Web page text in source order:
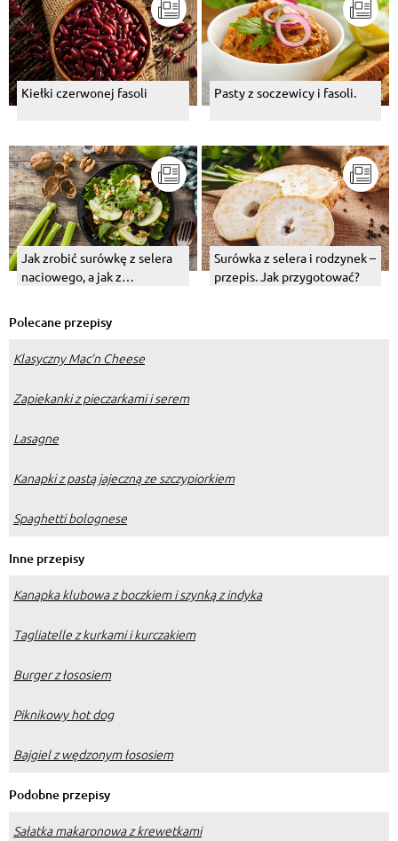
Kiełki czerwonej fasoli Pasty z soczewicy i fasoli.
Jak zrobić surówkę z selera
naciowego, a jak z
Surówka z selera i rodzynek –
przepis. Jak przygotować?
Polecane przepisy
Klasyczny Mac’n Cheese
Zapiekanki z pieczarkami i serem
Lasagne
Kanapki z pastą jajeczną ze szczypiorkiem
Spaghetti bolognese
Inne przepisy
Kanapka klubowa z boczkiem i szynką z indyka
Tagliatelle z kurkami i kurczakiem
Burger z łososiem
Piknikowy hot dog
Bajgiel z wędzonym łososiem
Podobne przepisy
Sałatka makaronowa z krewetkami